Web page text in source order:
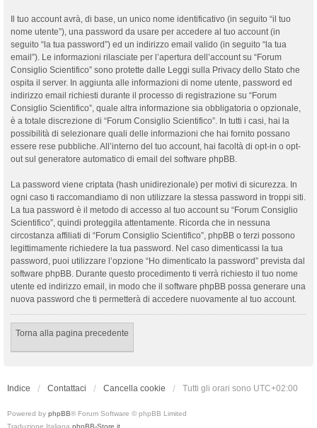
Il tuo account avrà, di base, un unico nome identificativo (in seguito “il tuo
nome utente”), una password da usare per accedere al tuo account (in
seguito “la tua password”) ed un indirizzo email valido (in seguito “la tua
email”). Le informazioni rilasciate per l’apertura dell’account su “Forum
Consiglio Scientifico” sono protette dalle Leggi sulla Privacy dello Stato che
ospita il server. In aggiunta alle informazioni di nome utente, password ed
indirizzo email richiesti durante il processo di registrazione su “Forum
Consiglio Scientifico”, quale altra informazione sia obbligatoria o opzionale,
è a totale discrezione di “Forum Consiglio Scientifico”. In tutti i casi, hai la
possibilità di selezionare quali delle informazioni che hai fornito possano
essere rese pubbliche. All’interno del tuo account, hai facoltà di opt-in o opt-
out sul generatore automatico di email del software phpBB.
La password viene criptata (hash unidirezionale) per motivi di sicurezza. In
ogni caso ti raccomandiamo di non utilizzare la stessa password in troppi siti.
La tua password è il metodo di accesso al tuo account su “Forum Consiglio
Scientifico”, quindi proteggila attentamente. Ricorda che in nessuna
circostanza affiliati di “Forum Consiglio Scientifico”, phpBB o terzi possono
legittimamente richiedere la tua password. Nel caso dimenticassi la tua
password, puoi utilizzare l’opzione “Ho dimenticato la password” prevista dal
software phpBB. Durante questo procedimento ti verrà richiesto il tuo nome
utente ed indirizzo email, in modo che il software phpBB possa generare una
nuova password che ti permetterà di accedere nuovamente al tuo account.
Torna alla pagina precedente
Indice Contattaci Cancella cookie Tutti gli orari sono UTC+02:00
Powered by phpBB® Forum Software © phpBB Limited
Traduzione Italiana phpBB-Store.it